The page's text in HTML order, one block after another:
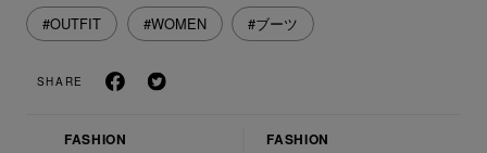
#OUTFIT #WOMEN #ブーツ
SHARE
FASHION
FASHION